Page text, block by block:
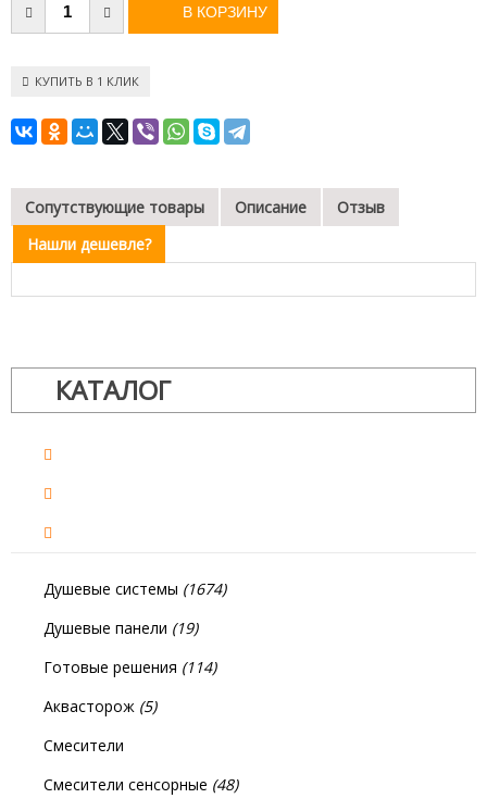
КУПИТЬ В 1 КЛИК
Сопутствующие товары Описание
Отзыв
Нашли дешевле?
КАТАЛОГ
Душевые системы (1674)
Душевые панели (19)
Готовые решения (114)
Аквасторож (5)
Смесители
Смесители сенсорные (48)